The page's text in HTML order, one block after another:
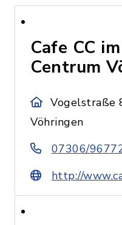
Cafe CC
Centrum
Vogelstraße
Vöhringen
07306/
http://